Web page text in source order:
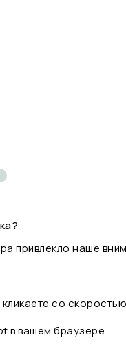
привлекло наше
со
в вашем браузере